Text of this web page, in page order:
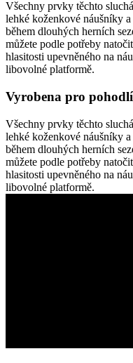
Všechny prvky těchto
lehké koženkové náušníky
během dlouhých herních
můžete podle potřeby
hlasitosti upevněného na
libovolné platformě.
Vyrobena pro
Všechny prvky těchto
lehké koženkové náušníky
během dlouhých herních
můžete podle potřeby
hlasitosti upevněného na
libovolné platformě.